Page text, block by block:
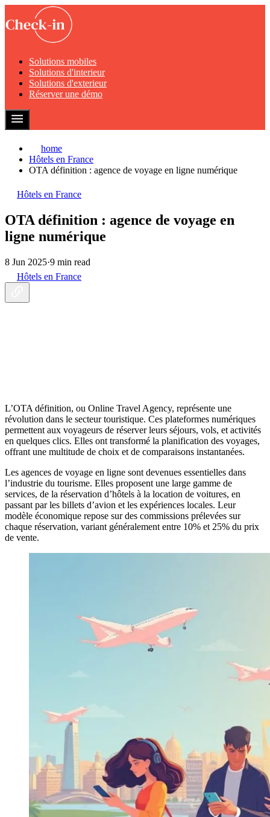
Solutions mobiles
Solutions d'interieur
Solutions d'exterieur
Réserver une démo
home
Hôtels en France
OTA définition : agence de voyage en ligne numérique
Hôtels en France
OTA définition : agence de voyage en
ligne numérique
8 Jun 2025·9 min read
Hôtels en France
L’OTA définition, ou Online Travel Agency, représente une
révolution dans le secteur touristique. Ces plateformes numériques
permettent aux voyageurs de réserver leurs séjours, vols, et activités
en quelques clics. Elles ont transformé la planification des voyages,
offrant une multitude de choix et de comparaisons instantanées.
Les agences de voyage en ligne sont devenues essentielles dans
l’industrie du tourisme. Elles proposent une large gamme de
services, de la réservation d’hôtels à la location de voitures, en
passant par les billets d’avion et les expériences locales. Leur
modèle économique repose sur des commissions prélevées sur
chaque réservation, variant généralement entre 10% et 25% du prix
de vente.